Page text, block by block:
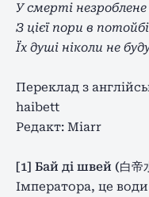
У смерті
З цієї пори в
Їх душі ніколи не
Переклад з
haibett
Редакт: Miarr
[1] Бай ді швей (白帝
Імператора, це води